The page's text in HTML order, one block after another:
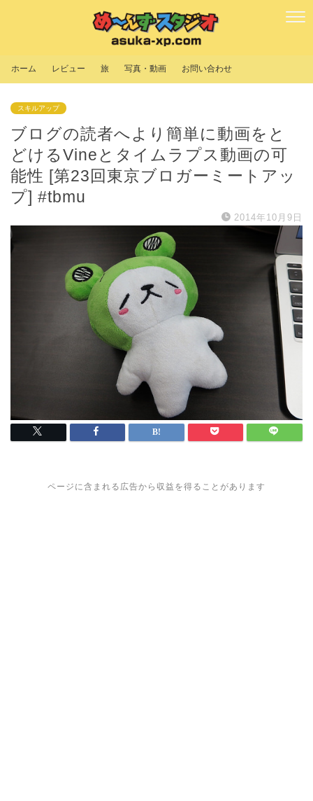
ホーム レビュー 旅 写真・動画 お問い合わせ
スキルアップ
ブログの読者へより簡単に動画をと
どけるVineとタイムラプス動画の可
能性 [第23回東京ブロガーミートアッ
プ] #tbmu
2014年10月9日
ページに含まれる広告から収益を得ることがあります